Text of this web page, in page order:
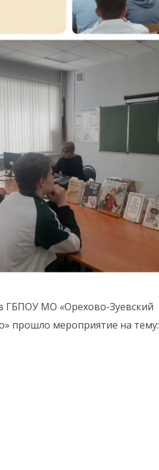
ГБПОУ МО «Орехово-Зуевский
прошло мероприятие на тему: